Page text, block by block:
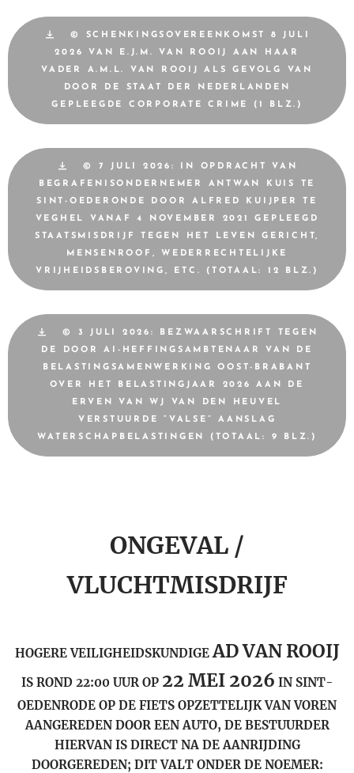
© SCHENKINGSOVEREENKOMST 8 JULI
2026 VAN E.J.M. VAN ROOIJ AAN HAAR
VADER A.M.L. VAN ROOIJ ALS GEVOLG VAN
DOOR DE STAAT DER NEDERLANDEN
GEPLEEGDE CORPORATE CRIME (1 BLZ.)
© 7 JULI 2026: IN OPDRACHT VAN
BEGRAFENISONDERNEMER ANTWAN KUIS TE
SINT-OEDERONDE DOOR ALFRED KUIJPER TE
VEGHEL VANAF 4 NOVEMBER 2021 GEPLEEGD
STAATSMISDRIJF TEGEN HET LEVEN GERICHT,
MENSENROOF, WEDERRECHTELIJKE
VRIJHEIDSBEROVING, ETC. (TOTAAL: 12 BLZ.)
© 3 JULI 2026: BEZWAARSCHRIFT TEGEN
DE DOOR AI-HEFFINGSAMBTENAAR VAN DE
BELASTINGSAMENWERKING OOST-BRABANT
OVER HET BELASTINGJAAR 2026 AAN DE
ERVEN VAN WJ VAN DEN HEUVEL
VERSTUURDE “VALSE” AANSLAG
WATERSCHAPBELASTINGEN (TOTAAL: 9 BLZ.)
ONGEVAL /
VLUCHTMISDRIJF
HOGERE VEILIGHEIDSKUNDIGEAD VAN ROOIJ
IS ROND 22:00 UUR OP 22 MEI 2026 IN SINT-
OEDENRODE OP DE FIETS OPZETTELIJK VAN VOREN
AANGEREDEN DOOR EEN AUTO, DE BESTUURDER
HIERVAN IS DIRECT NA DE AANRIJDING
DOORGEREDEN; DIT VALT ONDER DE NOEMER: